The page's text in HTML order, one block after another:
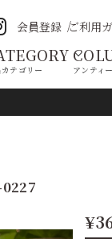
会員登録 ご利用
テゴリー アンティ